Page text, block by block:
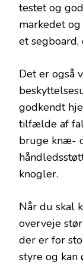
testet og
markedet
et
Det er også
godkendt
tilfælde af
bruge knæ-
knogler.
Når du skal
overveje
der er for
styre og kan